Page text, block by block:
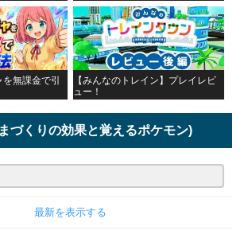
無課金で引
【みんなのトレイン】プレイレビ
ュー！
づくりの効果と覚えるポケモン)
最新を表示する